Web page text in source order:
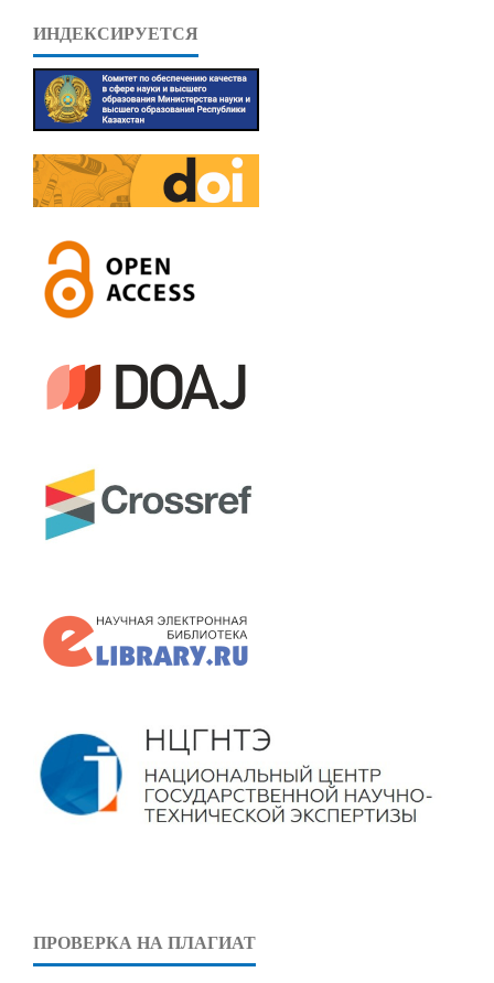
ИНДЕКСИРУЕТСЯ
ПРОВЕРКА НА ПЛАГИАТ